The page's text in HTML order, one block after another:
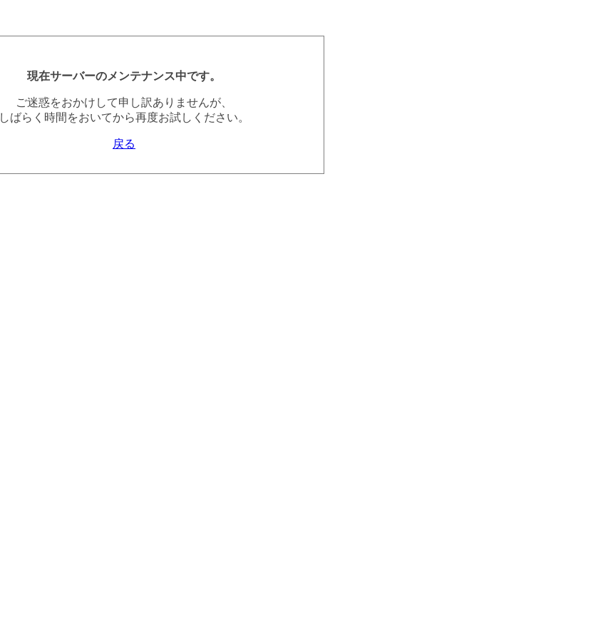
現在サーバーのメンテナンス中です。
ご迷惑をおかけして申し訳ありませんが、
しばらく時間をおいてから再度お試しください。
戻る